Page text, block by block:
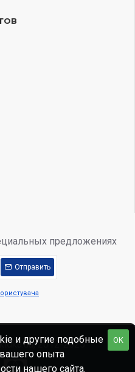
предложениях
Отправить
2012-2025. OK
и другие подобные
опыта
нашего сайта.